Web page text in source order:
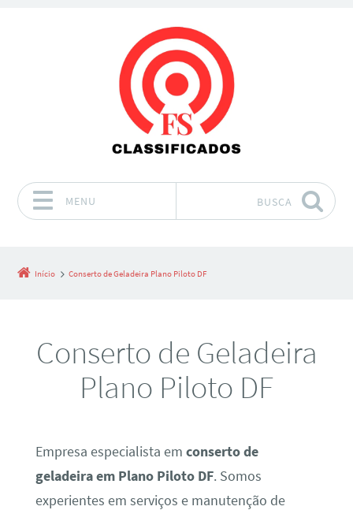
MENU BUSCA
Início Conserto de Geladeira Plano Piloto DF
Conserto de Geladeira
Plano Piloto DF
Empresa especialista em conserto de
geladeira em Plano Piloto DF. Somos
experientes em serviços e manutenção de